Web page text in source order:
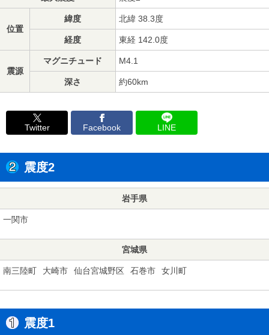
位置
緯度 北緯 38.3度
経度 東経 142.0度
震源
マグニチュード M4.1
深さ 約60km
Twitter Facebook LINE
震度2
岩手県
一関市
宮城県
南三陸町 大崎市 仙台宮城野区 石巻市 女川町
震度1